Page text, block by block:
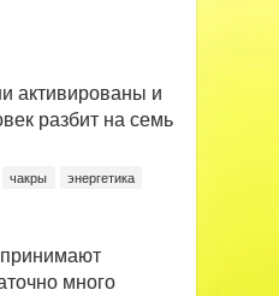
активированы и
разбит на семь
чакры энергетика
много